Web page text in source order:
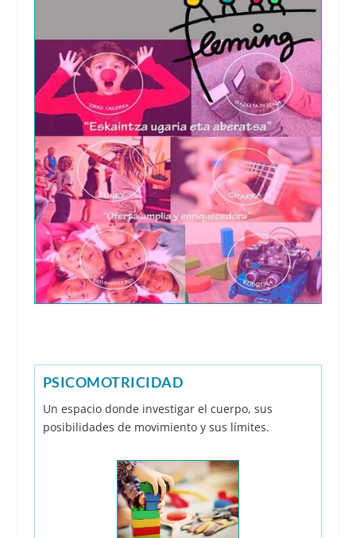
PSICOMOTRICIDAD
Un espacio donde investigar el cuerpo, sus
posibilidades de movimiento y sus límites.